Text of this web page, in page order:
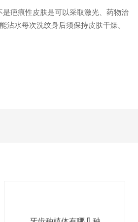
疤痕性皮肤是可以采取激光、药物治
沾水每次洗纹身后须保持皮肤干燥。